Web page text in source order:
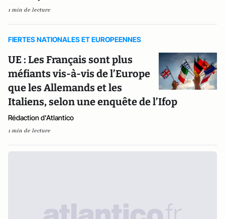
1 min de lecture
FIERTES NATIONALES ET EUROPEENNES
UE : Les Français sont plus
méfiants vis-à-vis de l’Europe
que les Allemands et les
Italiens, selon une enquête de l’Ifop
Rédaction d'Atlantico
1 min de lecture